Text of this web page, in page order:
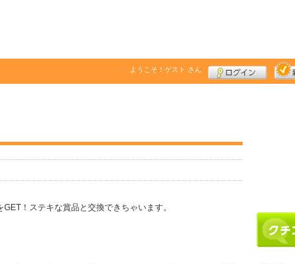
ようこそ！ ゲスト さん
！ステキな賞品と交換できちゃいます。